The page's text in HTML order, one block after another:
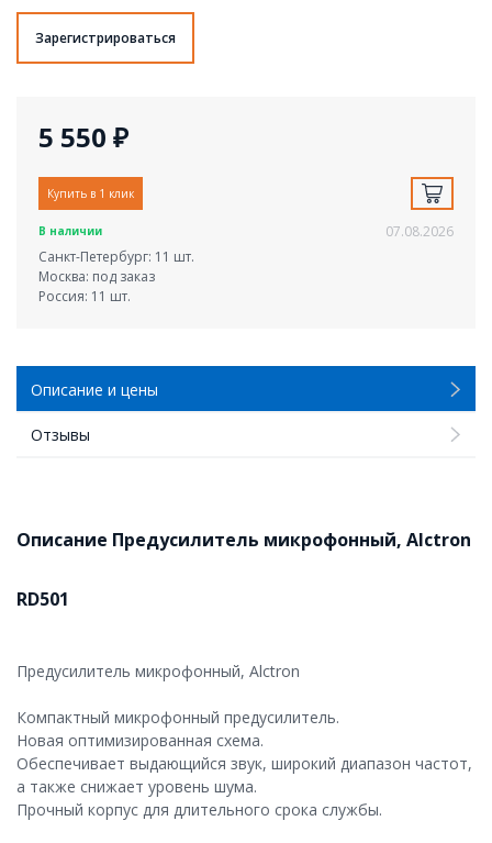
Зарегистрироваться
5 550 ₽
Купить в 1 клик
В наличии
07.08.2026
Санкт-Петербург: 11 шт.
Москва: под заказ
Россия: 11 шт.
Описание и цены
Отзывы
Описание Предусилитель микрофонный, Alctron
RD501
Предусилитель микрофонный, Alctron
Компактный микрофонный предусилитель.
Новая оптимизированная схема.
Обеспечивает выдающийся звук, широкий диапазон частот,
а также снижает уровень шума.
Прочный корпус для длительного срока службы.